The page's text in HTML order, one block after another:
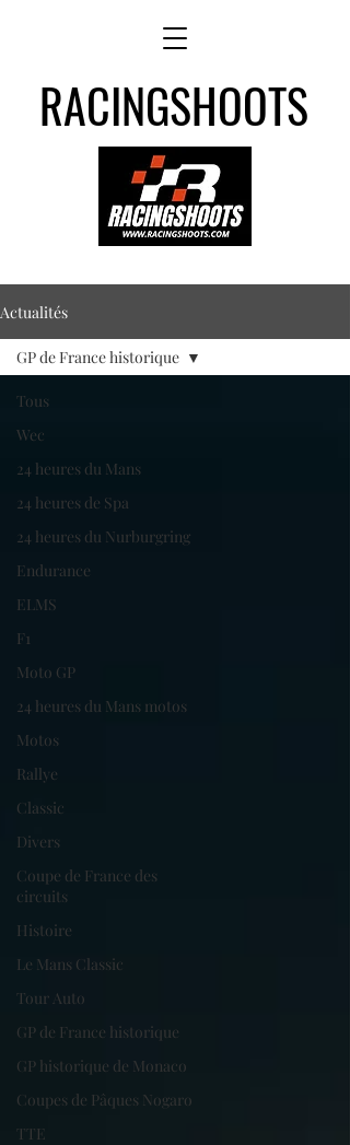
RACINGSHOOTS
Actualités
Tous
Wec
24 heures du Mans
24 heures de Spa
24 heures du Nurburgring
Endurance
ELMS
F1
Moto GP
24 heures du Mans motos
Motos
Rallye
Classic
Divers
Coupe de France des
circuits
Histoire
Le Mans Classic
Tour Auto
GP de France historique
GP historique de Monaco
Coupes de Pâques Nogaro
TTE
GP de France historique